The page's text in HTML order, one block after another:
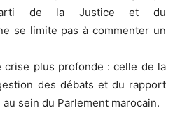
de la Justice et du
se limite pas à commenter un
crise plus profonde : celle de la
des débats et du rapport
sein du Parlement marocain.